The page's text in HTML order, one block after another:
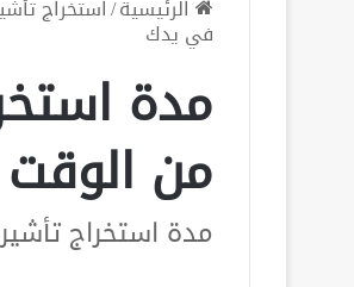
الرئيسية/استخراج
في يدك
مدة
من
مدة استخراج